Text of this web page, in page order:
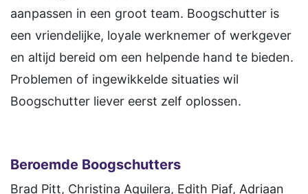
aanpassen in een groot team. Boogschutter is
een vriendelijke, loyale werknemer of werkgever
en altijd bereid om een helpende hand te bieden.
Problemen of ingewikkelde situaties wil
Boogschutter liever eerst zelf oplossen.
Beroemde Boogschutters
Brad Pitt, Christina Aquilera, Edith Piaf, Adriaan